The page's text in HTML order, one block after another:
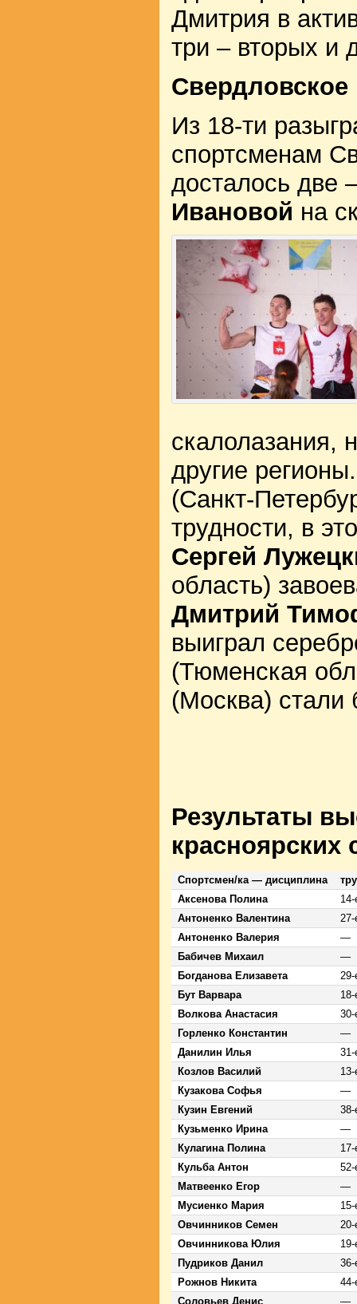
Дмитрия в
три – вторых и
Свердловское
Из 18-ти
спортсменам
досталось две
Ивановой на
скалолазания,
другие
(Санкт-
трудности, в
Сергей
область)
Дмитрий
выиграл
(Тюменская
(Москва) стали
Результаты
красноярских
Спортсмен/ка — дисциплина
Аксенова Полина
14-
Антоненко Валентина
27-
Антоненко Валерия
—
Бабичев Михаил
—
Богданова Елизавета
29-
Бут Варвара
18-
Волкова Анастасия
30-
Горленко Константин
—
Данилин Илья
31-
Козлов Василий
13-
Кузакова Софья
—
Кузин Евгений
38-
Кузьменко Ирина
—
Кулагина Полина
17-
Кульба Антон
52-
Матвеенко Егор
—
Мусиенко Мария
15-
Овчинников Семен
20-
Овчинникова Юлия
19-
Пудриков Данил
36-
Рожнов Никита
44-
Соловьев Денис
—